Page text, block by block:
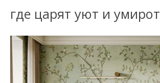
где царят уют и